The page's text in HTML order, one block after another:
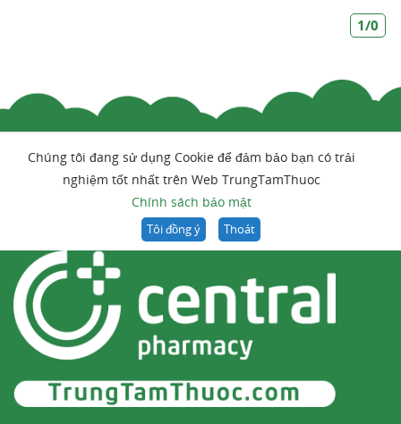
1/0
Chúng tôi đang sử dụng Cookie để đảm bảo bạn có trải
nghiệm tốt nhất trên Web TrungTamThuoc
Chính sách bảo mật
Tôi đồng ý Thoát